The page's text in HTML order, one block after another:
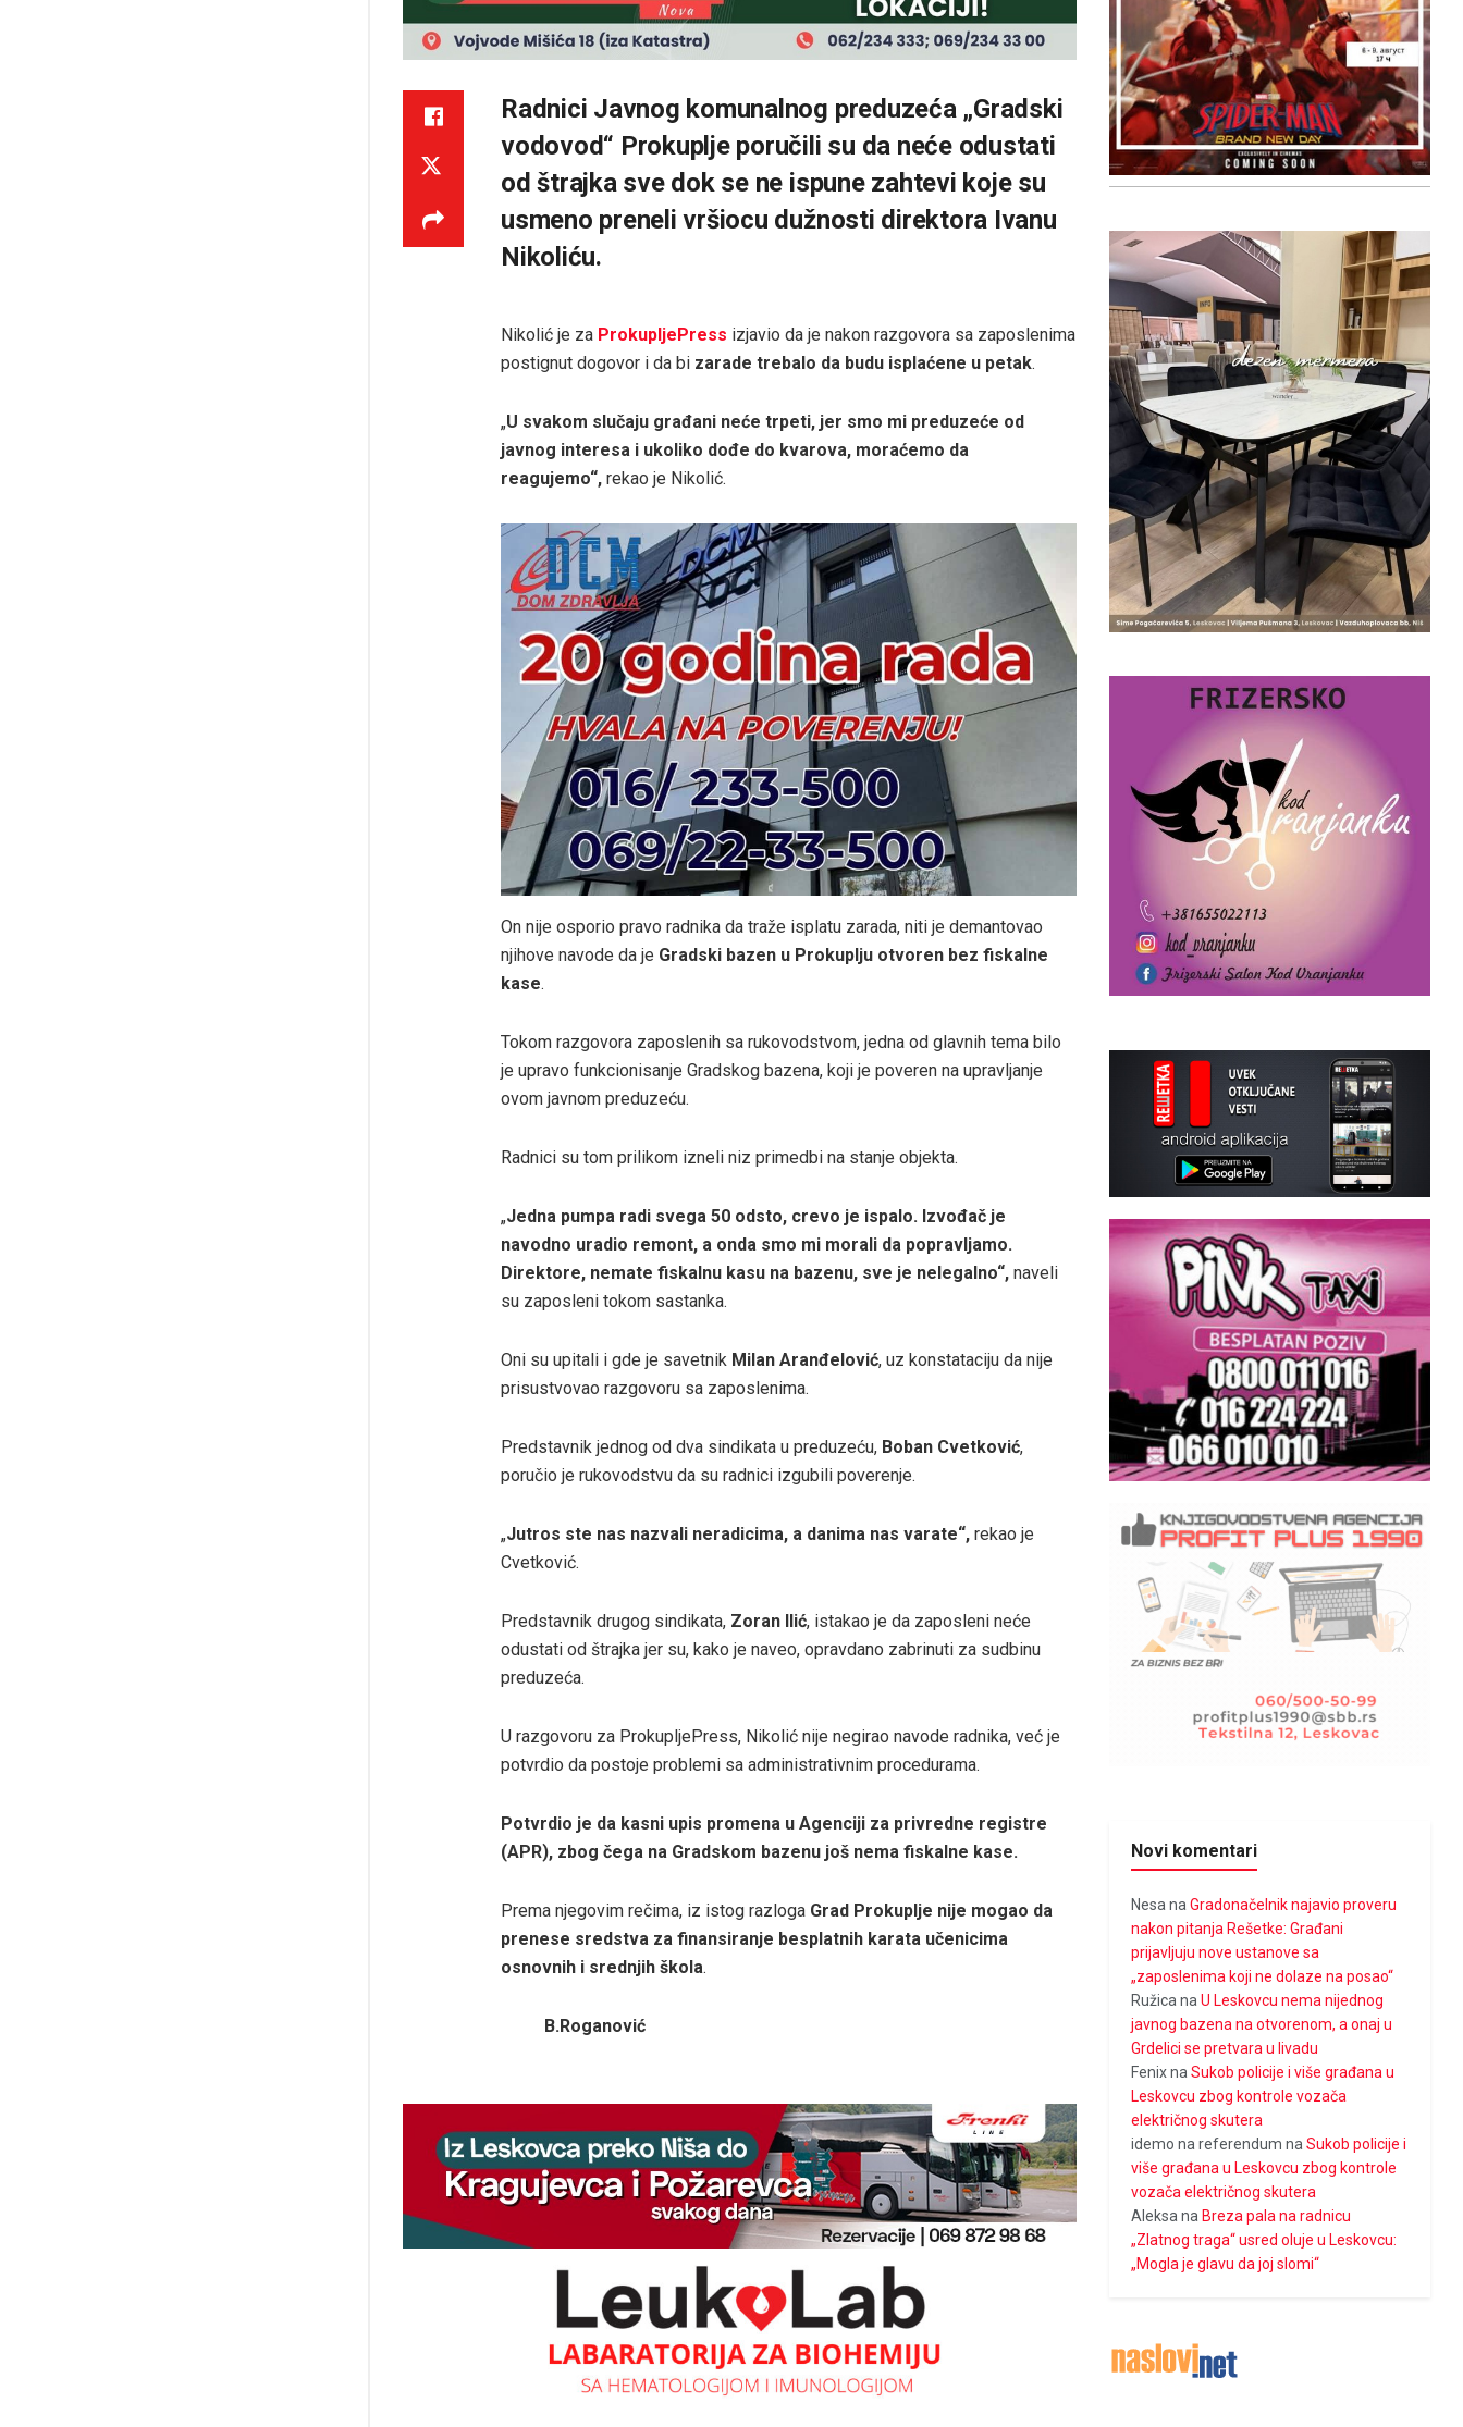
Radnici Javnog komunalnog preduzeća „Gradski
vodovod“ Prokuplje poručili su da neće odustati
od štrajka sve dok se ne ispune zahtevi koje su
usmeno preneli vršiocu dužnosti direktora Ivanu
Nikoliću.
Nikolić je za ProkupljePress izjavio da je nakon razgovora sa zaposlenima
postignut dogovor i da bi zarade trebalo da budu isplaćene u petak.
„U svakom slučaju građani neće trpeti, jer smo mi preduzeće od
javnog interesa i ukoliko dođe do kvarova, moraćemo da
reagujemo“, rekao je Nikolić.
On nije osporio pravo radnika da traže isplatu zarada, niti je demantovao
njihove navode da je Gradski bazen u Prokuplju otvoren bez fiskalne
kase.
Tokom razgovora zaposlenih sa rukovodstvom, jedna od glavnih tema bilo
je upravo funkcionisanje Gradskog bazena, koji je poveren na upravljanje
ovom javnom preduzeću.
Radnici su tom prilikom izneli niz primedbi na stanje objekta.
„Jedna pumpa radi svega 50 odsto, crevo je ispalo. Izvođač je
navodno uradio remont, a onda smo mi morali da popravljamo.
Direktore, nemate fiskalnu kasu na bazenu, sve je nelegalno“, naveli
su zaposleni tokom sastanka.
Oni su upitali i gde je savetnik Milan Aranđelović, uz konstataciju da nije
prisustvovao razgovoru sa zaposlenima.
Predstavnik jednog od dva sindikata u preduzeću, Boban Cvetković,
poručio je rukovodstvu da su radnici izgubili poverenje.
„Jutros ste nas nazvali neradicima, a danima nas varate“, rekao je
Cvetković.
Predstavnik drugog sindikata, Zoran Ilić, istakao je da zaposleni neće
odustati od štrajka jer su, kako je naveo, opravdano zabrinuti za sudbinu
preduzeća.
U razgovoru za ProkupljePress, Nikolić nije negirao navode radnika, već je
potvrdio da postoje problemi sa administrativnim procedurama.
Potvrdio je da kasni upis promena u Agenciji za privredne registre
(APR), zbog čega na Gradskom bazenu još nema fiskalne kase.
Prema njegovim rečima, iz istog razloga Grad Prokuplje nije mogao da
prenese sredstva za finansiranje besplatnih karata učenicima
osnovnih i srednjih škola.
B.Roganović
Novi komentari
Nesa naGradonačelnik najavio proveru
nakon pitanja Rešetke: Građani
prijavljuju nove ustanove sa
„zaposlenima koji ne dolaze na posao“
Ružica naU Leskovcu nema nijednog
javnog bazena na otvorenom, a onaj u
Grdelici se pretvara u livadu
FenixnaSukob policije i više građana u
Leskovcu zbog kontrole vozača
električnog skutera
idemo na referendum naSukob policije i
više građana u Leskovcu zbog kontrole
vozača električnog skutera
Aleksa na Breza pala na radnicu
„Zlatnog traga“ usred oluje u Leskovcu:
„Mogla je glavu da joj slomi“